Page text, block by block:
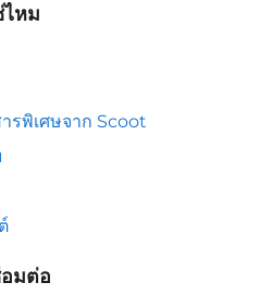
ไหม
รพิเศษจาก Scoot
อมต่อ